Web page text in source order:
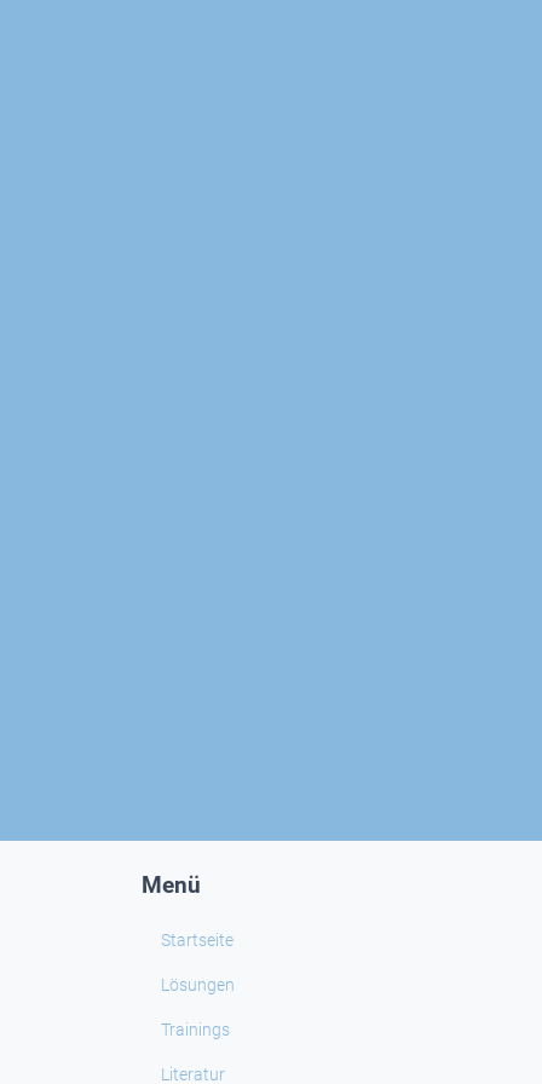
Menü
Startseite
Lösungen
Trainings
Literatur